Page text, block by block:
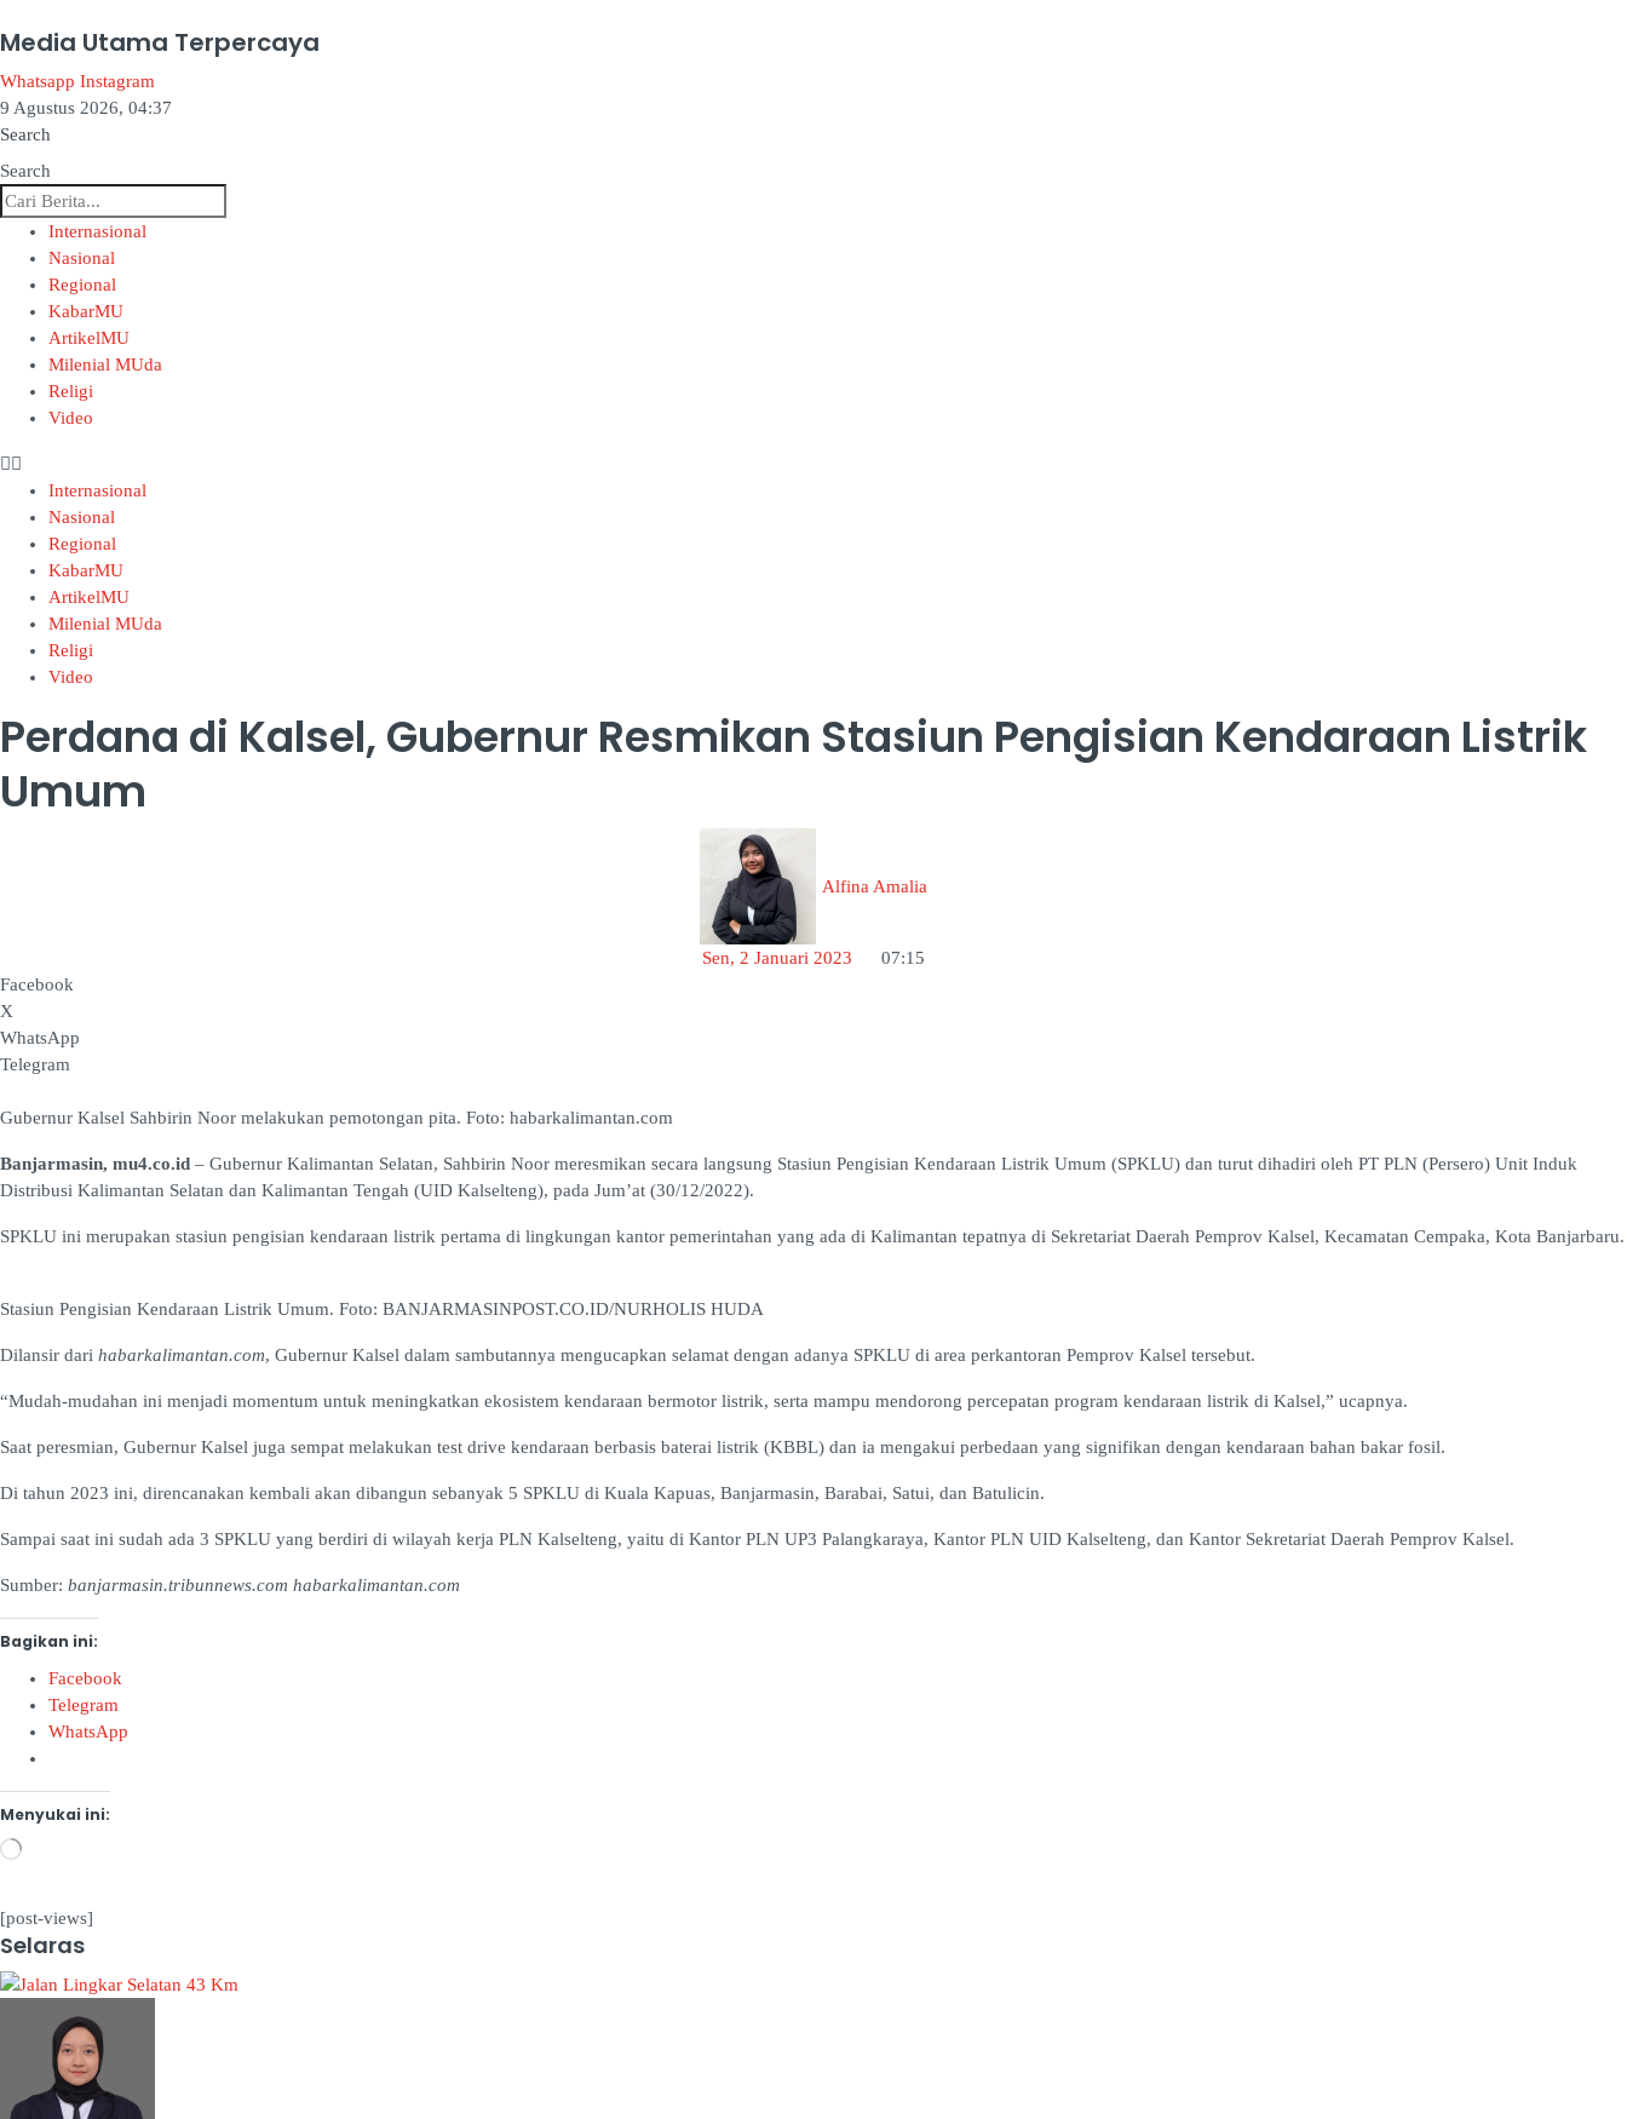
Media Utama Terpercaya
Whatsapp Instagram
9 Agustus 2026, 04:37
Search
Search
Internasional
Nasional
Regional
KabarMU
ArtikelMU
Milenial MUda
Religi
Video
Internasional
Nasional
Regional
KabarMU
ArtikelMU
Milenial MUda
Religi
Video
Perdana di Kalsel, Gubernur Resmikan Stasiun Pengisian Kendaraan Listrik
Umum
Alfina Amalia
Sen, 2 Januari 2023
07:15
Facebook
X
WhatsApp
Telegram
Gubernur Kalsel Sahbirin Noor melakukan pemotongan pita. Foto: habarkalimantan.com
Banjarmasin, mu4.co.id – Gubernur Kalimantan Selatan, Sahbirin Noor meresmikan secara langsung Stasiun Pengisian Kendaraan Listrik Umum (SPKLU) dan turut dihadiri oleh PT PLN (Persero) Unit Induk
Distribusi Kalimantan Selatan dan Kalimantan Tengah (UID Kalselteng), pada Jum’at (30/12/2022).
SPKLU ini merupakan stasiun pengisian kendaraan listrik pertama di lingkungan kantor pemerintahan yang ada di Kalimantan tepatnya di Sekretariat Daerah Pemprov Kalsel, Kecamatan Cempaka, Kota Banjarbaru.
Stasiun Pengisian Kendaraan Listrik Umum. Foto: BANJARMASINPOST.CO.ID/NURHOLIS HUDA
Dilansir dari habarkalimantan.com, Gubernur Kalsel dalam sambutannya mengucapkan selamat dengan adanya SPKLU di area perkantoran Pemprov Kalsel tersebut.
“Mudah-mudahan ini menjadi momentum untuk meningkatkan ekosistem kendaraan bermotor listrik, serta mampu mendorong percepatan program kendaraan listrik di Kalsel,” ucapnya.
Saat peresmian, Gubernur Kalsel juga sempat melakukan test drive kendaraan berbasis baterai listrik (KBBL) dan ia mengakui perbedaan yang signifikan dengan kendaraan bahan bakar fosil.
Di tahun 2023 ini, direncanakan kembali akan dibangun sebanyak 5 SPKLU di Kuala Kapuas, Banjarmasin, Barabai, Satui, dan Batulicin.
Sampai saat ini sudah ada 3 SPKLU yang berdiri di wilayah kerja PLN Kalselteng, yaitu di Kantor PLN UP3 Palangkaraya, Kantor PLN UID Kalselteng, dan Kantor Sekretariat Daerah Pemprov Kalsel.
Sumber: banjarmasin.tribunnews.com habarkalimantan.com
Bagikan ini:
Facebook
Telegram
WhatsApp
Menyukai ini:
Memuat...
[post-views]
Selaras